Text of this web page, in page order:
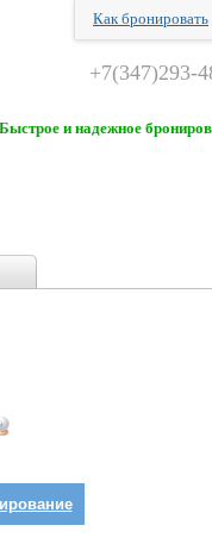
Как бронировать
+7(347)293-
Быстрое и надежное